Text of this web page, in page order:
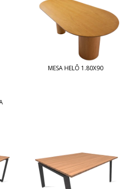
MESA HELÔ 1.80X90